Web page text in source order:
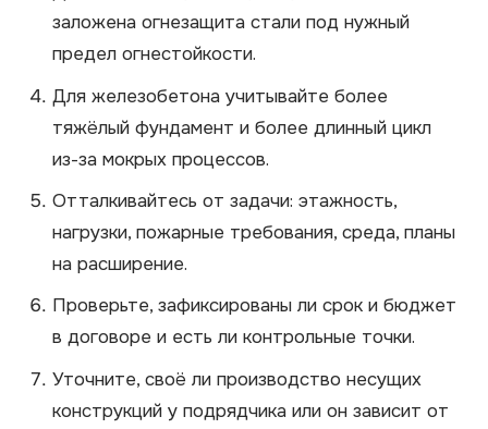
заложена огнезащита стали под нужный
предел огнестойкости.
Для железобетона учитывайте более
тяжёлый фундамент и более длинный цикл
из-за мокрых процессов.
Отталкивайтесь от задачи: этажность,
нагрузки, пожарные требования, среда, планы
на расширение.
Проверьте, зафиксированы ли срок и бюджет
в договоре и есть ли контрольные точки.
Уточните, своё ли производство несущих
конструкций у подрядчика или он зависит от